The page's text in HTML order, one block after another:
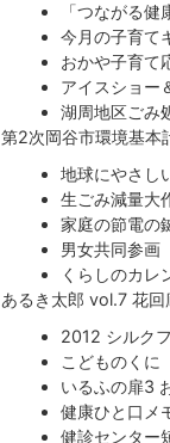
「つながる健
今月の子育て
おかや子育て
アイスショー
湖周地区ごみ
第2次岡谷市環境基本
地球にやさし
生ごみ減量大
家庭の節電の
男女共同参画
くらしのカレ
あるき太郎 vol.7 花
2012 シルク
こどものくに
いるふの扉3
健康ひと口メ
健診センター